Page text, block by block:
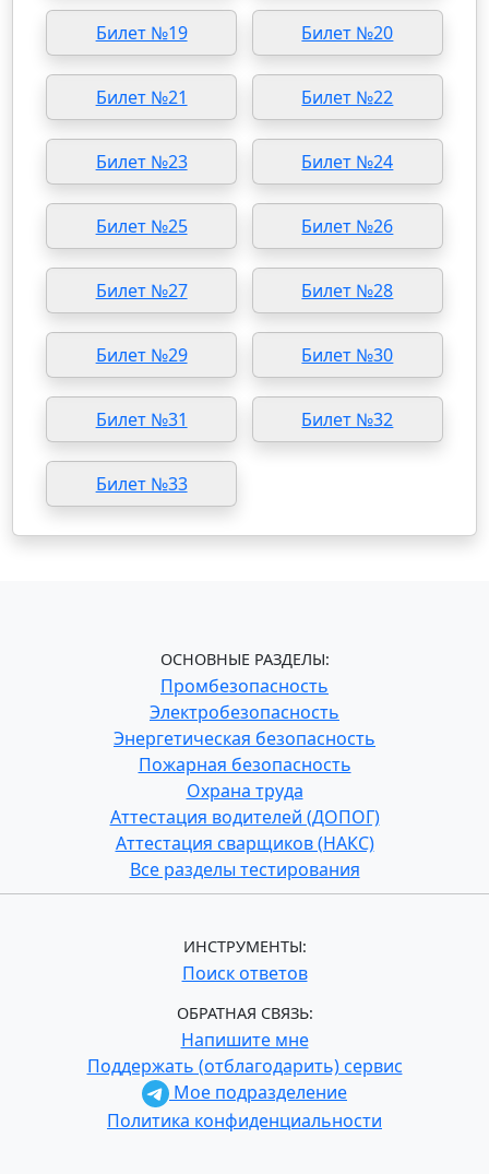
Билет №19 Билет №20
Билет №21 Билет №22
Билет №23 Билет №24
Билет №25 Билет №26
Билет №27 Билет №28
Билет №29 Билет №30
Билет №31 Билет №32
Билет №33
ОСНОВНЫЕ РАЗДЕЛЫ:
Промбезопасность
Электробезопасность
Энергетическая безопасность
Пожарная безопасность
Охрана труда
Аттестация водителей (ДОПОГ)
Аттестация сварщиков (НАКС)
Все разделы тестирования
ИНСТРУМЕНТЫ:
Поиск ответов
ОБРАТНАЯ СВЯЗЬ:
Напишите мне
Поддержать (отблагодарить) сервис
Мое подразделение
Политика конфиденциальности